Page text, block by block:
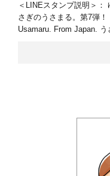
＜LINEスタンプ説明＞：
さぎのうさまる。第7弾
Usamaru. From Japan. う